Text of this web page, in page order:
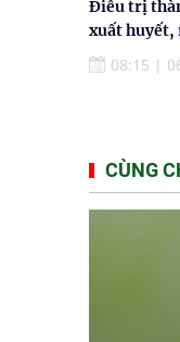
Điều trị
xuất huyết,
08:15 |
CÙNG